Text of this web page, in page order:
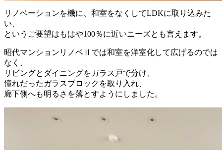
リノベーションを機に、和室をなくしてLDKに取り込みた
い、
というご要望はもはや100％に近いニーズとも言えます。
昭代マンションリノベⅡでは和室を洋室化して広げるのでは
なく、
リビングとダイニングをガラス戸で分け、
憧れだったガラスブロックを取り入れ、
廊下側へも明るさを落とすようにしました。